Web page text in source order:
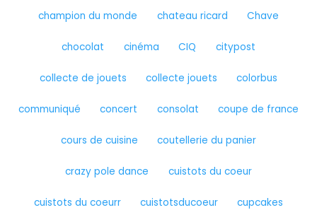
champion du monde chateau ricard Chave
chocolat cinéma CIQ citypost
collecte de jouets collecte jouets colorbus
communiqué concert consolat coupe de france
cours de cuisine coutellerie du panier
crazy pole dance cuistots du coeur
cuistots du coeurr cuistotsducoeur cupcakes